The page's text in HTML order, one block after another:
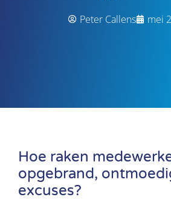
Peter Callens mei
Hoe raken
opgebrand,
excuses?